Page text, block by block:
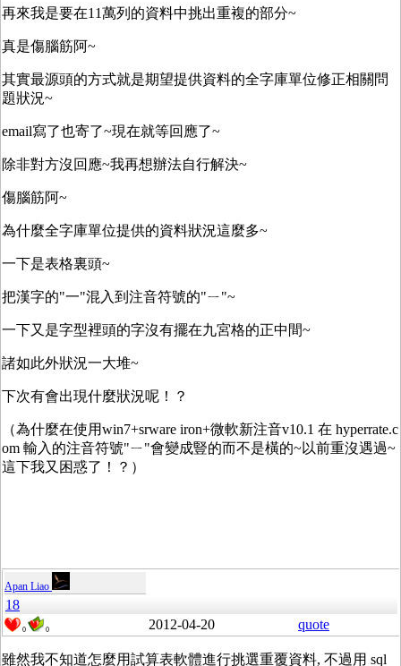
再來我是要在11萬列的資料中挑出重複的部分~
真是傷腦筋阿~
其實最源頭的方式就是期望提供資料的全字庫單位修正相關問
題狀況~
email寫了也寄了~現在就等回應了~
除非對方沒回應~我再想辦法自行解決~
傷腦筋阿~
為什麼全字庫單位提供的資料狀況這麼多~
一下是表格裏頭~
把漢字的"一"混入到注音符號的"ㄧ"~
一下又是字型裡頭的字沒有擺在九宮格的正中間~
諸如此外狀況一大堆~
下次有會出現什麼狀況呢！？
（為什麼在使用win7+srware iron+微軟新注音v10.1 在 hyperrate.c
om 輸入的注音符號"ㄧ"會變成豎的而不是橫的~以前重沒遇過~
這下我又困惑了！？）
Apan Liao
18
0 0 2012-04-20 quote
雖然我不知道怎麼用試算表軟體進行挑選重覆資料, 不過用 sql